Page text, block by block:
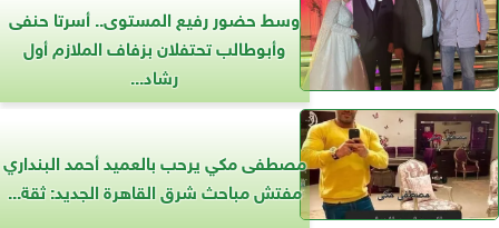
وسط حضور رفيع المستوى.. أسرتا حنفى
وأبوطالب تحتفلان بزفاف الملازم أول
رشاد...
مصطفى مكي يرحب بالعميد أحمد البنداري
مفتش مباحث شرق القاهرة الجديد: ثقة...